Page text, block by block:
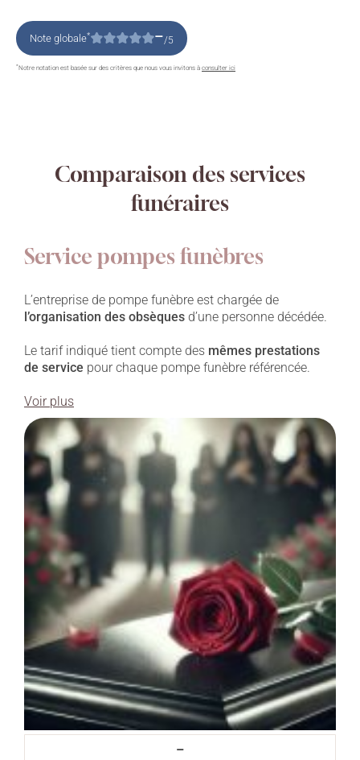
Note globale* –/5
*Notre notation est basée sur des critères que nous vous invitons à consulter ici
Comparaison des services
funéraires
Service pompes funèbres
L’entreprise de pompe funèbre est chargée de
l’organisation des obsèques d’une personne décédée.
Le tarif indiqué tient compte des mêmes prestations
de service pour chaque pompe funèbre référencée.
Voir plus
–